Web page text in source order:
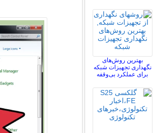
بهترین روش‌های
نگهداری تجهیزات شبکه
برای عملکرد بی‌وقفه